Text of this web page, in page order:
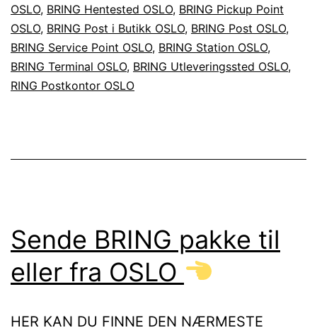
fra
OSLO
OSLO, BRING Hentested OSLO, BRING Pickup Point
OSLO, BRING Post i Butikk OSLO, BRING Post OSLO,
BRING Service Point OSLO, BRING Station OSLO,
BRING Terminal OSLO, BRING Utleveringssted OSLO,
RING Postkontor OSLO
Sende BRING pakke til
eller fra OSLO
HER KAN DU FINNE DEN NÆRMESTE